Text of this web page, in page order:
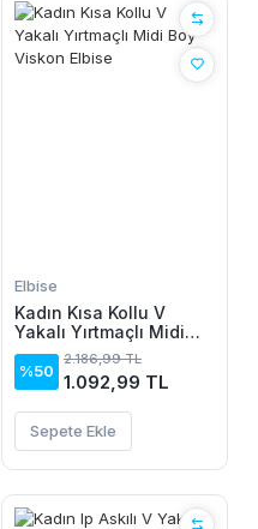
Elbise
Kadın Kısa Kollu V
Yakalı Yırtmaçlı Midi
Boy Viskon Elbise
%50
2.186,99 TL
1.092,99 TL
Sepete Ekle